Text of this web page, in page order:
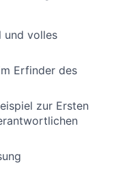
und volles
Erfinder des
zur Ersten